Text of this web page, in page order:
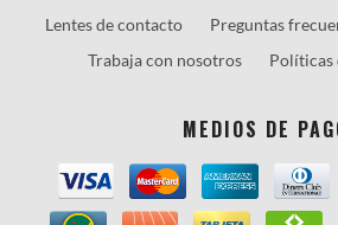
Lentes de contacto Preguntas
Trabaja con nosotros
Políticas
MEDIOS DE